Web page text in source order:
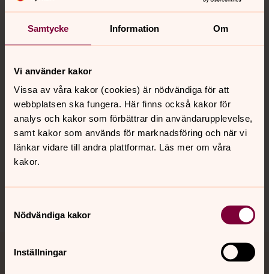
Samtycke Information Om
Vi använder kakor
Vissa av våra kakor (cookies) är nödvändiga för att
webbplatsen ska fungera. Här finns också kakor för
analys och kakor som förbättrar din användarupplevelse,
samt kakor som används för marknadsföring och när vi
länkar vidare till andra plattformar. Läs mer om våra
kakor.
Nödvändiga kakor
Inställningar
Kontakt
Kalender
Hitta snabbt
Sociala kanaler
Jourhavande präst